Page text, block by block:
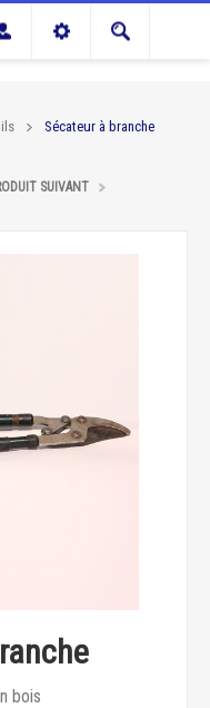
Sécateur à branche
SUIVANT
bois